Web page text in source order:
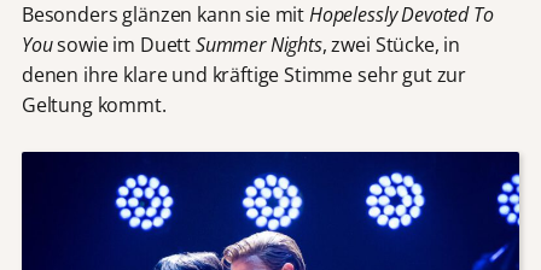
Besonders glänzen kann sie mitHopelessly Devoted To
Yousowie im DuettSummer Nights, zwei Stücke, in
denen ihre klare und kräftige Stimme sehr gut zur
Geltung kommt.